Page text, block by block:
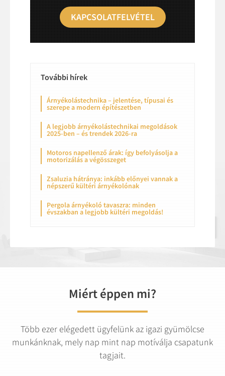
KAPCSOLATFELVÉTEL
További hírek
Árnyékolástechnika – jelentése, típusai és
szerepe a modern építészetben
A legjobb árnyékolástechnikai megoldások
2025-ben – és trendek 2026-ra
Motoros napellenző árak: így befolyásolja a
motorizálás a végösszeget
Zsaluzia hátránya: inkább előnyei vannak a
népszerű kültéri árnyékolónak
Pergola árnyékoló tavaszra: minden
évszakban a legjobb kültéri megoldás!
Miért éppen mi?
Több ezer elégedett ügyfelünk az igazi gyümölcse
munkánknak, mely nap mint nap motíválja csapatunk
tagjait.